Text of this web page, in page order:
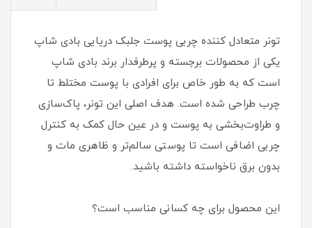
تونر متعادل کننده چربی پوست جلبک دریایی بادی شاپ
یکی از محصولات برجسته و پرطرفدار برند بادی شاپ
است که به طور خاص برای افرادی با پوست مختلط تا
چرب طراحی شده است. هدف اصلی این تونر، پاک‌سازی
و طراوت‌بخشی به پوست و در عین حال کمک به کنترل
چربی اضافی است تا پوستی سالم‌تر و ظاهری مات و
بدون برق ناخواسته داشته باشید.
این محصول برای چه کسانی مناسب است؟